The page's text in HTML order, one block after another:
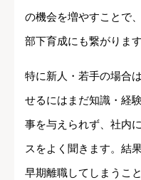
の機会を増やすことで
部下育成にも繋がります
特に新人・若手の場合
せるにはまだ知識・経
事を与えられず、社内
スをよく聞きます。結
早期離職してしまうこ